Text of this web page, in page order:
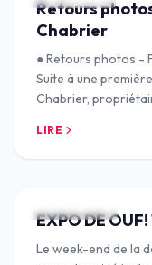
Retours
Chabrier
● Retours photos -
Suite à une
Chabrier,
LIRE
25 SEPT. 2024
EXPO DE OUF!
Le week-end de la